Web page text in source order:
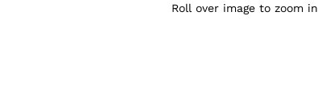
Roll over image to zoom in